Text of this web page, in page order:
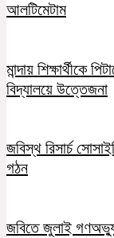
আলটিমেটাম
মান্দায় শিক্ষার্থীকে
বিদ্যালয়ে উত্তেজনা
জবিস্থ রিসার্চ
গঠন
জবিতে জুলাই